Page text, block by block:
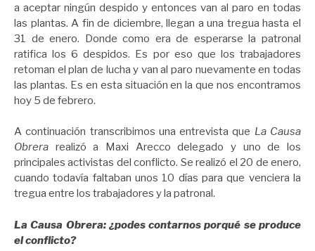
a aceptar ningún despido y entonces van al paro en todas
las plantas. A fin de diciembre, llegan a una tregua hasta el
31 de enero. Donde como era de esperarse la patronal
ratifica los 6 despidos. Es por eso que los trabajadores
retoman el plan de lucha y van al paro nuevamente en todas
las plantas. Es en esta situación en la que nos encontramos
hoy 5 de febrero.
A continuación transcribimos una entrevista que La Causa
Obrera realizó a Maxi Arecco delegado y uno de los
principales activistas del conflicto. Se realizó el 20 de enero,
cuando todavía faltaban unos 10 días para que venciera la
tregua entre los trabajadores y la patronal.
La Causa Obrera: ¿podes contarnos porqué se produce
el conflicto?